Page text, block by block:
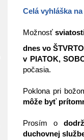
Celá vyhláška
Možnosť
dnes vo
v PIATOK,
počasia.
Poklona pri
môže byť
Prosím o
duchovnej